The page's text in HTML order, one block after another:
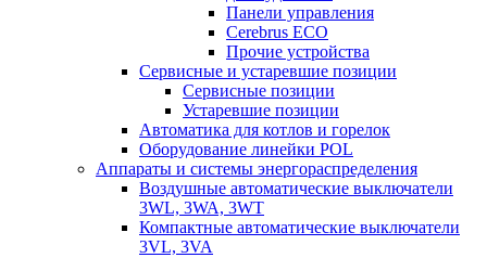
Панели управления
Cerebrus ECO
Прочие устройства
Сервисные и устаревшие позиции
Сервисные позиции
Устаревшие позиции
Автоматика для котлов и горелок
Оборудование линейки POL
Аппараты и системы энергораспределения
Воздушные автоматические выключатели
3WL, 3WA, 3WT
Компактные автоматические выключатели
3VL, 3VA